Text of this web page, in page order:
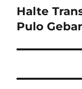
Next
post:
Halte
Pulo